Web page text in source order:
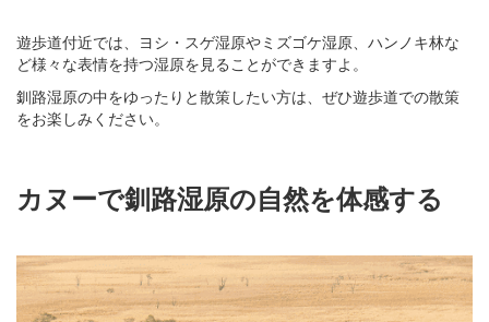
遊歩道付近では、ヨシ・スゲ湿原やミズゴケ湿原、ハンノキ林な
ど様々な表情を持つ湿原を見ることができますよ。
釧路湿原の中をゆったりと散策したい方は、ぜひ遊歩道での散策
をお楽しみください。
カヌーで釧路湿原の自然を体感する